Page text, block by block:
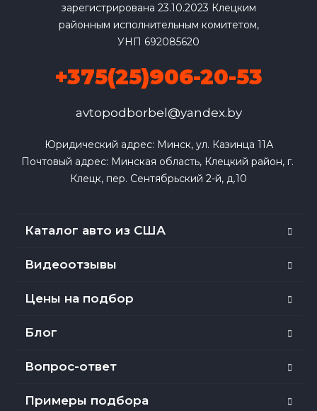
зарегистрирована 23.10.2023 Клецким
районным исполнительным комитетом,
УНП 692085620
+375(25)906-20-53
avtopodborbel@yandex.by
Юридический адрес: Минск, ул. Казинца 11А
Почтовый адрес: Минская область, Клецкий район, г.
Клецк, пер. Сентябрьский 2-й, д.10
Каталог авто из США
Видеоотзывы
Цены на подбор
Блог
Вопрос-ответ
Примеры подбора